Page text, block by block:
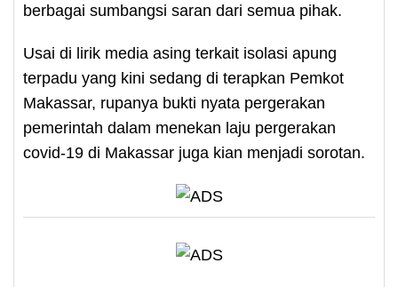
berbagai sumbangsi saran dari semua pihak.
Usai di lirik media asing terkait isolasi apung
terpadu yang kini sedang di terapkan Pemkot
Makassar, rupanya bukti nyata pergerakan
pemerintah dalam menekan laju pergerakan
covid-19 di Makassar juga kian menjadi sorotan.